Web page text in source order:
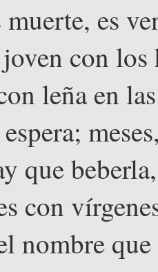
es
con los
leña en
que
con
nombre